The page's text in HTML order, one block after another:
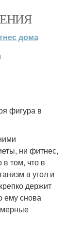
дома
фигура в
ни фитнес,
том, что в
в угол и
держит
ему снова